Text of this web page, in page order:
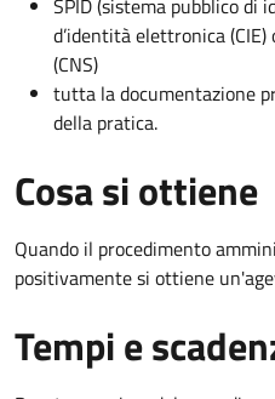
d’identità elettronica
(CNS)
tutta la documentazione
della pratica.
Cosa si ottiene
Quando il procedimento
positivamente si ottiene
Tempi e